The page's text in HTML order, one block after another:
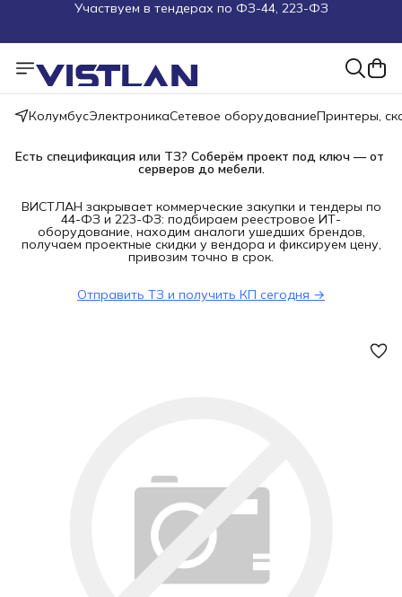
Пуско-наладочные работы
Пришлите запрос на e-mail или в чат
Более 100 000 позиций в наличии и под заказ
КолумбусЭлектроникаСетевое оборудованиеПринтеры,
Есть спецификация или ТЗ? Соберём проект под ключ — от
серверов до мебели.
ВИСТЛАН закрывает коммерческие закупки и тендеры по
44-ФЗ и 223-ФЗ: подбираем реестровое ИТ-
оборудование, находим аналоги ушедших брендов,
получаем проектные скидки у вендора и фиксируем цену,
привозим точно в срок.
Отправить ТЗ и получить КП сегодня →